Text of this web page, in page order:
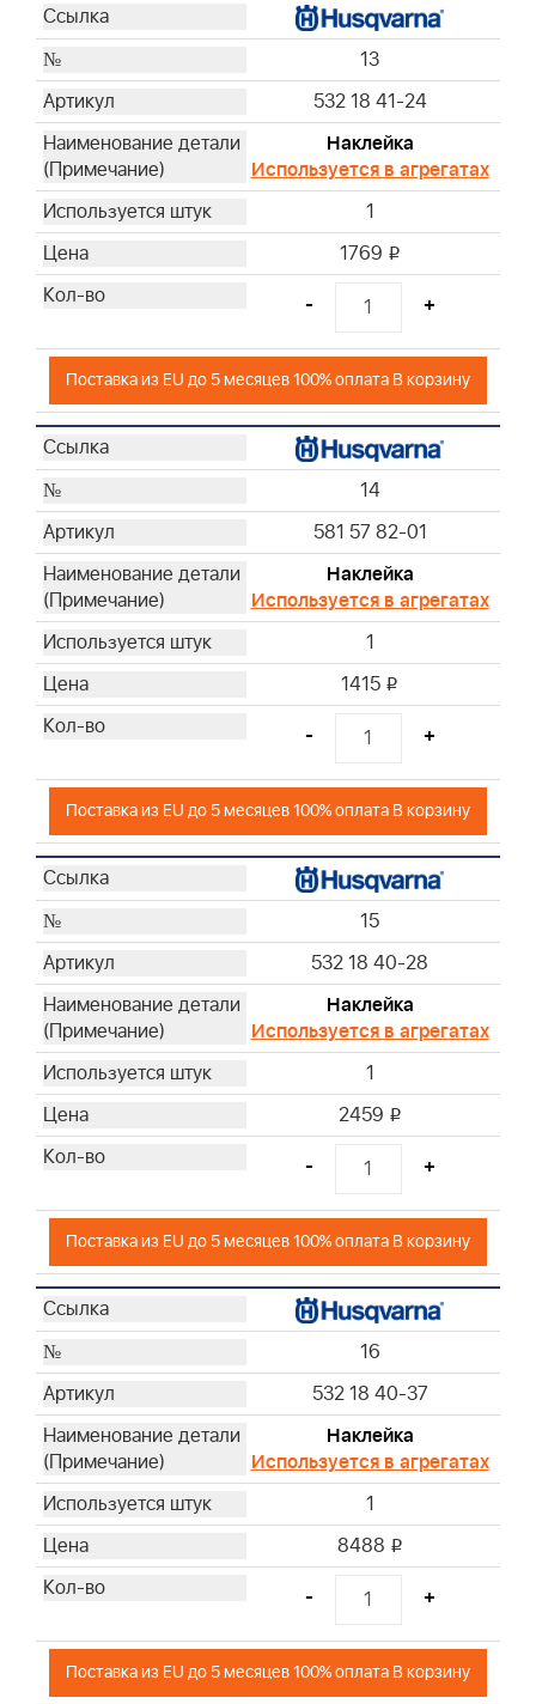
13
532 18 41-24
Наклейка
Используется в агрегатах
1
1769 i
- +
Поставка из EU до 5 месяцев 100% оплата В корзину
14
581 57 82-01
Наклейка
Используется в агрегатах
1
1415 i
- +
Поставка из EU до 5 месяцев 100% оплата В корзину
15
532 18 40-28
Наклейка
Используется в агрегатах
1
2459 i
- +
Поставка из EU до 5 месяцев 100% оплата В корзину
16
532 18 40-37
Наклейка
Используется в агрегатах
1
8488 i
- +
Поставка из EU до 5 месяцев 100% оплата В корзину